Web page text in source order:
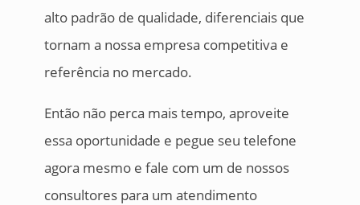
alto padrão de qualidade, diferenciais que
tornam a nossa empresa competitiva e
referência no mercado.
Então não perca mais tempo, aproveite
essa oportunidade e pegue seu telefone
agora mesmo e fale com um de nossos
consultores para um atendimento